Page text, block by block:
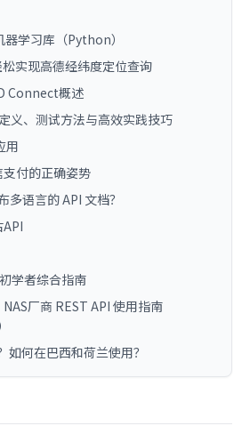
学习库（Python）
实现高德经纬度定位查询
Connect概述
义、测试方法与高效实践技巧
用
付的正确姿势
语言的 API 文档？
学者综合指南
厂商 REST API 使用指南
如何在巴西和荷兰使用？